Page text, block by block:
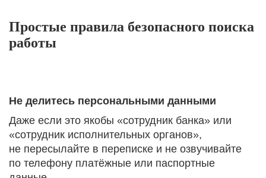
Простые правила безопасного поиска
работы
Не делитесь персональными данными
Даже если это якобы «сотрудник банка» или
«сотрудник исполнительных органов»,
не пересылайте в переписке и не озвучивайте
по телефону платёжные или паспортные